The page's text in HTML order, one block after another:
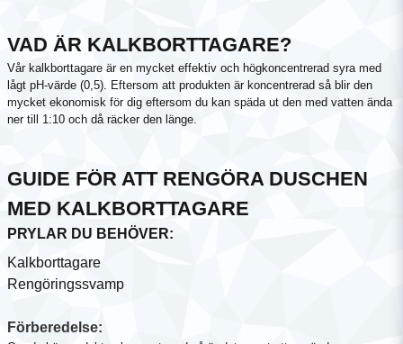
VAD ÄR KALKBORTTAGARE?
Vår kalkborttagare är en mycket effektiv och högkoncentrerad syra med
lågt pH-värde (0,5). Eftersom att produkten är koncentrerad så blir den
mycket ekonomisk för dig eftersom du kan späda ut den med vatten ända
ner till 1:10 och då räcker den länge.
GUIDE FÖR ATT RENGÖRA DUSCHEN
MED KALKBORTTAGARE
PRYLAR DU BEHÖVER:
Kalkborttagare
Rengöringssvamp
Förberedelse: